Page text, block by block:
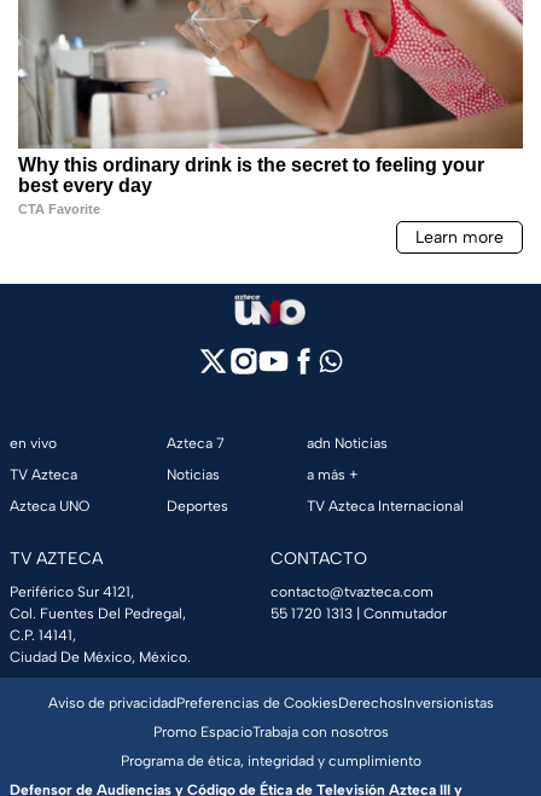
en vivo
TV Azteca
Azteca UNO
Azteca 7
Noticias
Deportes
adn Noticias
a más +
TV Azteca Internacional
TV AZTECA
Periférico Sur 4121,
Col. Fuentes Del Pedregal,
C.P. 14141,
Ciudad De México, México.
CONTACTO
contacto@tvazteca.com
55 1720 1313 | Conmutador
Aviso de privacidadPreferencias de CookiesDerechosInversionistas
Promo EspacioTrabaja con nosotros
Programa de ética, integridad y cumplimiento
Defensor de Audiencias y Código de Ética de Televisión Azteca III y